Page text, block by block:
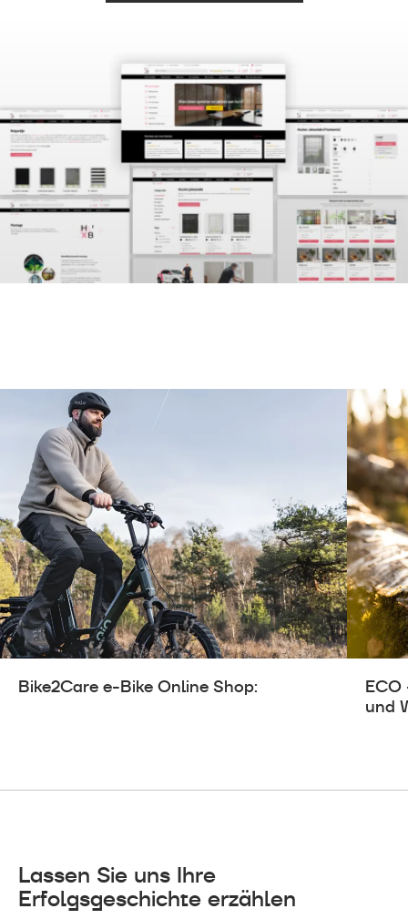
Bike2Care e-Bike Online Shop:
und
Lassen Sie uns Ihre
Erfolgsgeschichte erzählen